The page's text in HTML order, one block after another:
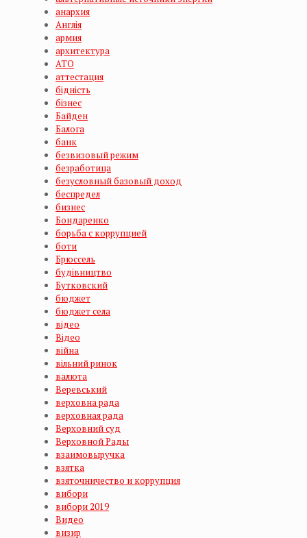
анархия
Англія
армия
архитектура
АТО
аттестация
бідність
бізнес
Байден
Балога
банк
безвизовый режим
безработица
безусловный базовый доход
беспредел
бизнес
Бондаренко
борьба с коррупцией
боти
Брюссель
будівництво
Бутковский
бюджет
бюджет села
відео
Відео
війна
вільний ринок
валюта
Веревський
верховна рада
верховная рада
Верховний суд
Верховной Рады
взаимовыручка
взятка
взяточничество и коррупция
вибори
вибори 2019
Видео
визир